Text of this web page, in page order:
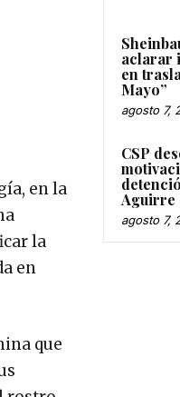
en la
la
en
que
aclarar
en
Mayo”
agosto 7,
CSP
Aguirre
agosto 7,